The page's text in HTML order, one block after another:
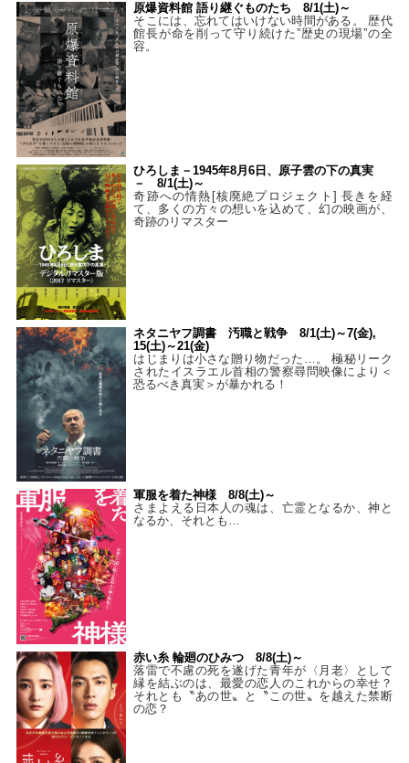
原爆資料館 語り継ぐものたち 8/1(土)～
そこには、忘れてはいけない時間がある。 歴代
館長が命を削って守り続けた”歴史の現場”の全
容。
ひろしま－1945年8月6日、原子雲の下の真実
－ 8/1(土)～
奇跡への情熱[核廃絶プロジェクト] 長きを経
て、多くの方々の想いを込めて、幻の映画が、
奇跡のリマスター
ネタニヤフ調書 汚職と戦争 8/1(土)～7(金),
15(土)～21(金)
はじまりは小さな贈り物だった…。 極秘リーク
されたイスラエル首相の警察尋問映像により＜
恐るべき真実＞が暴かれる！
軍服を着た神様 8/8(土)～
さまよえる日本人の魂は、亡霊となるか、神と
なるか、それとも…
赤い糸 輪廻のひみつ 8/8(土)～
落雷で不慮の死を遂げた青年が〈月老〉として
縁を結ぶのは、最愛の恋人のこれからの幸せ？
それとも〝あの世〟と〝この世〟を越えた禁断
の恋？